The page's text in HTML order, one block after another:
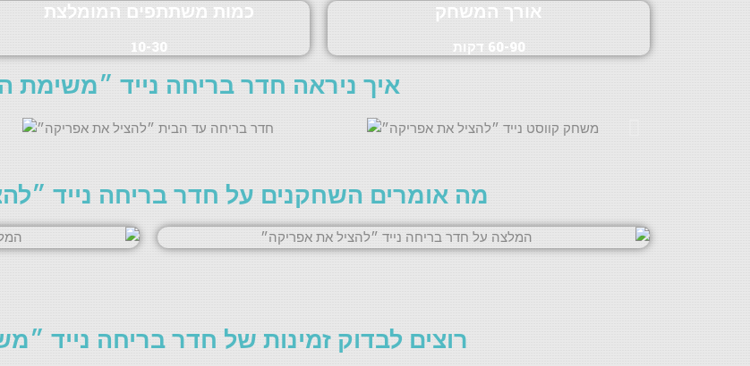
אורך המשחק
60-90 דקות
כמות משתתפים המומלצת
10-30
איך ניראה חדר בריחה נייד ״משימת
מה אומרים השחקנים על חדר בריחה נייד
רוצים לבדוק זמינות של חדר בריחה נייד